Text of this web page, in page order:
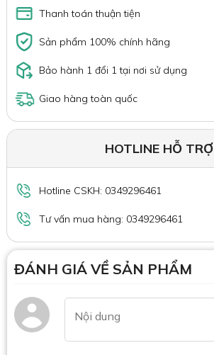
Thanh toán thuận tiện
Sản phẩm 100% chính hãng
Bảo hành 1 đổi 1 tại nơi sử dụng
Giao hàng toàn quốc
HOTLINE HỖ TRỢ
Hotline CSKH: 0349296461
Tư vấn mua hàng: 0349296461
ĐÁNH GIÁ VỀ SẢN PHẨM